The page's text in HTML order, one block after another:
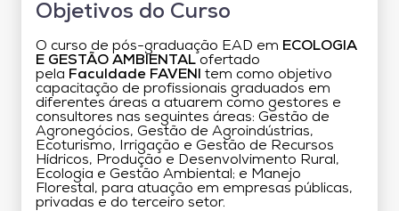
Objetivos do Curso
O curso de pós-graduação EAD em ECOLOGIA
E GESTÃO AMBIENTAL ofertado
pela Faculdade FAVENI
tem como objetivo
capacitação de profissionais graduados em
diferentes áreas a atuarem como gestores e
consultores nas seguintes áreas: Gestão de
Agronegócios, Gestão de Agroindústrias,
Ecoturismo, Irrigação e Gestão de Recursos
Hídricos, Produção e Desenvolvimento Rural,
Ecologia e Gestão Ambiental; e Manejo
Florestal, para atuação em empresas públicas,
privadas e do terceiro setor.